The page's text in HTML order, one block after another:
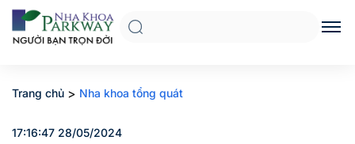
Trang chủ > Nha khoa tổng quát
17:16:47 28/05/2024